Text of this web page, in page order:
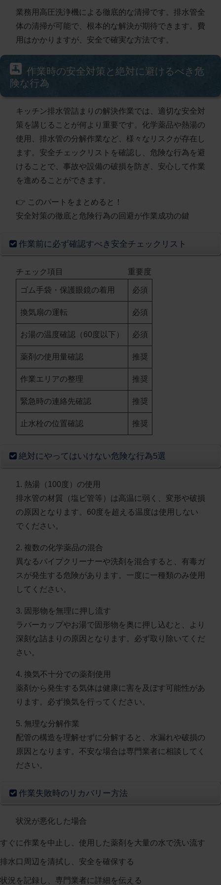
業務用高圧洗浄機による徹底的な清掃です。排水管全
体の清掃が可能で、根本的な解決が期待できます。費
用はかかりますが、 安全で確実な方法です。
作業時の安全対策と絶対に避けるべき危
険な行為
キッチン排水管詰まりの解決作業では、適切な安全対
策を講じることが何より重要です。化学薬品や熱湯の
使用、排水管の分解作業など、様々なリスクが存在し
ます。安全チェックリストを確認し、危険な行為を避
けることで、事故や設備の破損を防ぎ、安心して作業
を進めることができます。
👉 このパートをまとめると！
安全対策の徹底と危険行為の回避が作業成功の鍵
作業前に必ず確認すべき安全チェックリスト
チェック項目 重要度
ゴム手袋・保護眼鏡の着用 必須
換気扇の運転 必須
お湯の温度確認（60度以下） 必須
薬剤の使用量確認 推奨
作業エリアの整理 推奨
緊急時の連絡先確認 推奨
止水栓の位置確認 推奨
絶対にやってはいけない危険な行為5選
1. 熱湯（100度）の使用
排水管の材質（塩ビ管等）は高温に弱く、変形や破損
の原因となります。60度を超える温度は使用しない
でください。
2. 複数の化学薬品の混合
異なるパイプクリーナーや洗剤を混合すると、有毒ガ
スが発生する危険があります。一度に一種類のみ使用
してください。
3. 固形物を無理に押し流す
ラバーカップやお湯で固形物を奥に押し込むと、より
深刻な詰まりの原因となります。必ず取り除いてくだ
さい。
4. 換気不十分での薬剤使用
薬剤から発生する気体は健康に害を及ぼす可能性があ
ります。必ず換気を行ってください。
5. 無理な分解作業
配管の構造を理解せずに分解すると、水漏れや破損の
原因となります。不安な場合は専門業者に相談してく
ださい。
作業失敗時のリカバリー方法
状況が悪化した場合
すぐに作業を中止し、使用した薬剤を大量の水で洗い流す
排水口周辺を清拭し、安全を確保する
状況を記録し、専門業者に詳細を伝える